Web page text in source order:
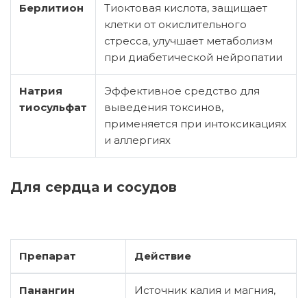
Берлитион
Тиоктовая кислота, защищает
клетки от окислительного
стресса, улучшает метаболизм
при диабетической нейропатии
Натрия
тиосульфат
Эффективное средство для
выведения токсинов,
применяется при интоксикациях
и аллергиях
Для сердца и сосудов
Препарат Действие
Панангин
Источник калия и магния,